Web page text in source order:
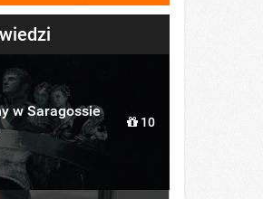
w Saragossie
10